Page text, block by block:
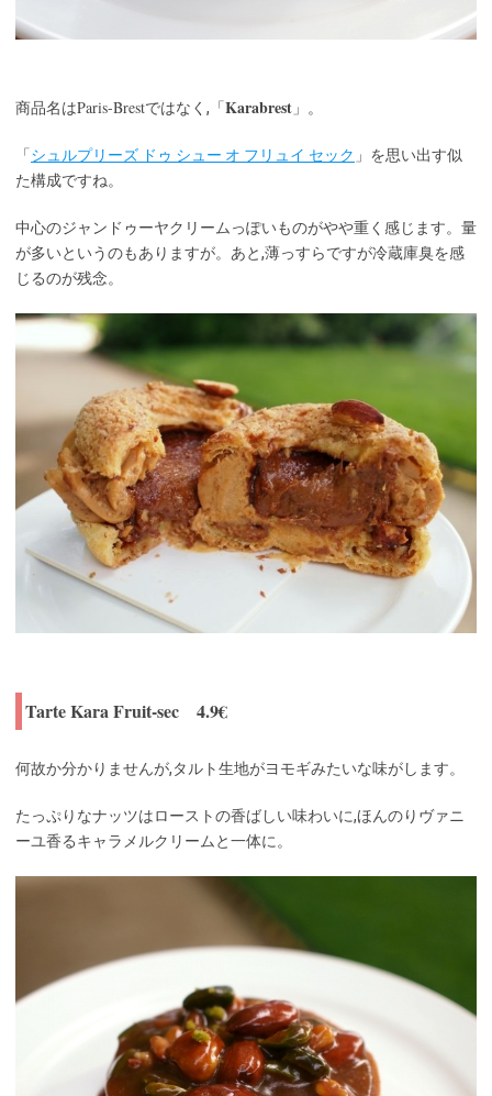
商品名はParis-Brestではなく,「Karabrest 」。
「シュルプリーズ ドゥ シュー オ フリュイ セック 」を思い出す似
た構成ですね。
中心のジャンドゥーヤクリームっぽいものがやや重く感じます。量
が多いというのもありますが。あと,薄っすらですが冷蔵庫臭を感
じるのが残念。
Tarte Kara Fruit-sec 4.9€
何故か分かりませんが,タルト生地がヨモギみたいな味がします。
たっぷりなナッツはローストの香ばしい味わいに,ほんのりヴァニ
ーユ香るキャラメルクリームと一体に。